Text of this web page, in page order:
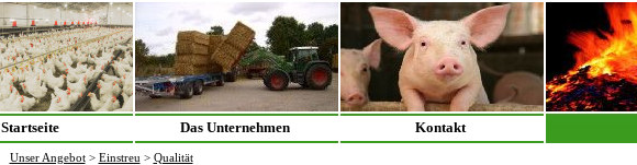
Startseite Das Unternehmen Kontakt
Unser Angebot > Einstreu > Qualität